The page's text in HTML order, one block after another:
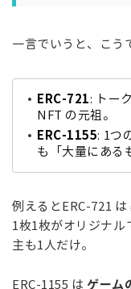
一言でいうと、こう
ERC-721: トー
NFT の元祖。
ERC-1155: 1つ
も「大量にある
例えるとERC-721 は
1枚1枚がオリジナル
主も1人だけ。
ERC-1155 はゲーム